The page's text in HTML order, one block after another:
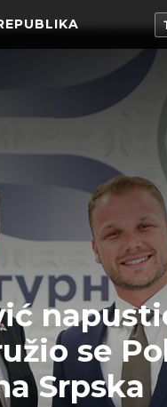
se
Srpska